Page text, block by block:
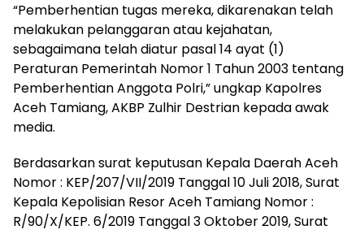
“Pemberhentian tugas mereka, dikarenakan telah
melakukan pelanggaran atau kejahatan,
sebagaimana telah diatur pasal 14 ayat (1)
Peraturan Pemerintah Nomor 1 Tahun 2003 tentang
Pemberhentian Anggota Polri,” ungkap Kapolres
Aceh Tamiang, AKBP Zulhir Destrian kepada awak
media.
Berdasarkan surat keputusan Kepala Daerah Aceh
Nomor : KEP/207/VII/2019 Tanggal 10 Juli 2018, Surat
Kepala Kepolisian Resor Aceh Tamiang Nomor :
R/90/X/KEP. 6/2019 Tanggal 3 Oktober 2019, Surat